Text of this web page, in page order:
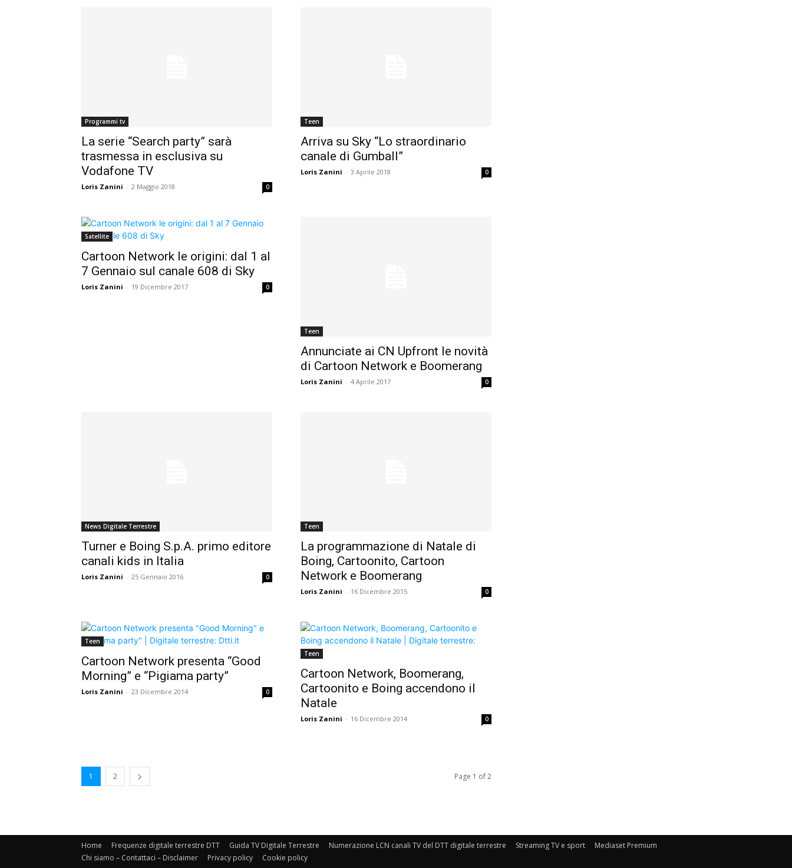
Programmi tv
La serie “Search party” sarà
trasmessa in esclusiva su
Vodafone TV
Loris Zanini - 2 Maggio 2018 0
Teen
Arriva su Sky “Lo straordinario
canale di Gumball”
Loris Zanini - 3 Aprile 2018 0
Satellite
Cartoon Network le origini: dal 1 al
7 Gennaio sul canale 608 di Sky
Loris Zanini - 19 Dicembre 2017 0
Teen
Annunciate ai CN Upfront le novità
di Cartoon Network e Boomerang
Loris Zanini - 4 Aprile 2017 0
News Digitale Terrestre
Turner e Boing S.p.A. primo editore
canali kids in Italia
Loris Zanini - 25 Gennaio 2016 0
Teen
La programmazione di Natale di
Boing, Cartoonito, Cartoon
Network e Boomerang
Loris Zanini - 16 Dicembre 2015 0
Teen
Cartoon Network presenta “Good
Morning” e “Pigiama party”
Loris Zanini - 23 Dicembre 2014 0
Teen
Cartoon Network, Boomerang,
Cartoonito e Boing accendono il
Natale
Loris Zanini - 16 Dicembre 2014 0
1 2 Page 1 of 2
Home Frequenze digitale terrestre DTT Guida TV Digitale Terrestre Numerazione LCN canali TV del DTT digitale terrestre Streaming TV e sport
Mediaset Premium
Chi siamo – Contattaci – Disclaimer
Privacy policy Cookie policy